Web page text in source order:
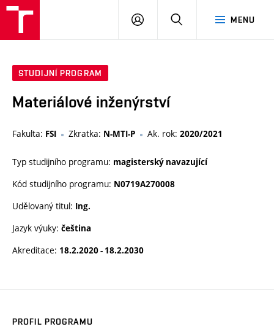
MENU
PŘIHLÁSIT
STUDIJNÍ PROGRAM
Materiálové inženýrství
Fakulta: FSI Zkratka: N-MTI-P Ak. rok: 2020/2021
Typ studijního programu: magisterský navazující
Kód studijního programu: N0719A270008
Udělovaný titul: Ing.
Jazyk výuky: čeština
Akreditace: 18.2.2020 - 18.2.2030
PROFIL PROGRAMU